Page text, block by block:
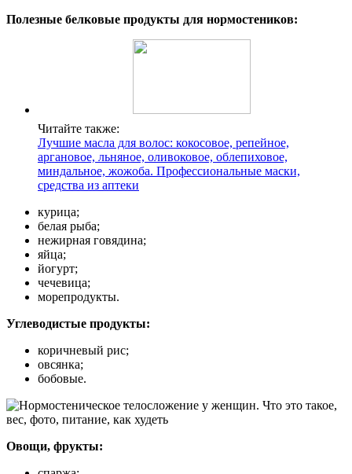
Полезные белковые продукты для нормостеников:
Читайте также:
Лучшие масла для волос: кокосовое, репейное,
аргановое, льняное, оливоковое, облепиховое,
миндальное, жожоба. Профессиональные маски,
средства из аптеки
курица;
белая рыба;
нежирная говядина;
яйца;
йогурт;
чечевица;
морепродукты.
Углеводистые продукты:
коричневый рис;
овсянка;
бобовые.
Овощи, фрукты: